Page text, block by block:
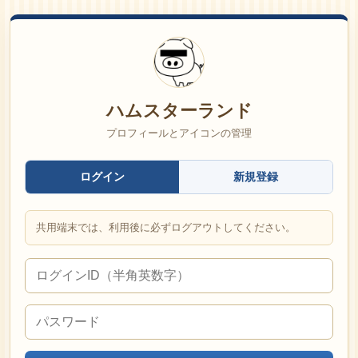
ハムスターランド
プロフィールとアイコンの管理
ログイン 新規登録
共用端末では、利用後に必ずログアウトしてください。